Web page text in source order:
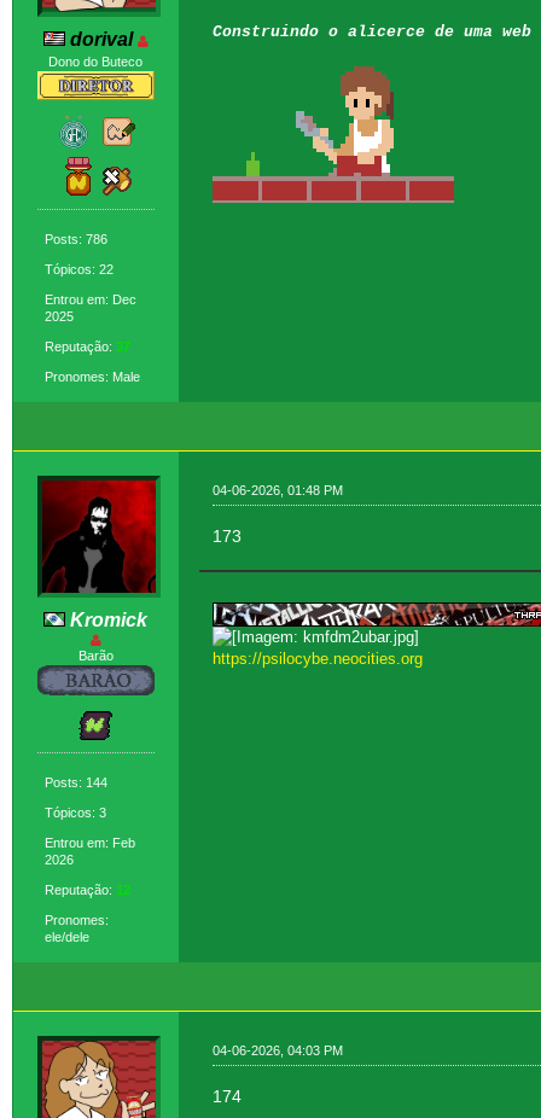
dorival
Dono do Buteco
Posts: 786
Tópicos: 22
Entrou em: Dec
2025
Reputação: 37
Pronomes: Male
Construindo o alicerce de uma
Kromick
Barão
Posts: 144
Tópicos: 3
Entrou em: Feb
2026
Reputação: 12
Pronomes:
ele/dele
04-06-2026, 01:48 PM
173
https://psilocybe.neocities.org
04-06-2026, 04:03 PM
174